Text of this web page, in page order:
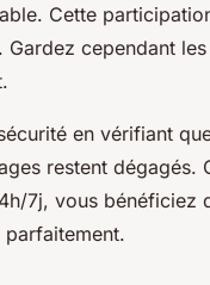
Cette
cependant
en vérifiant
restent dégagés.
7j, vous bénéficiez